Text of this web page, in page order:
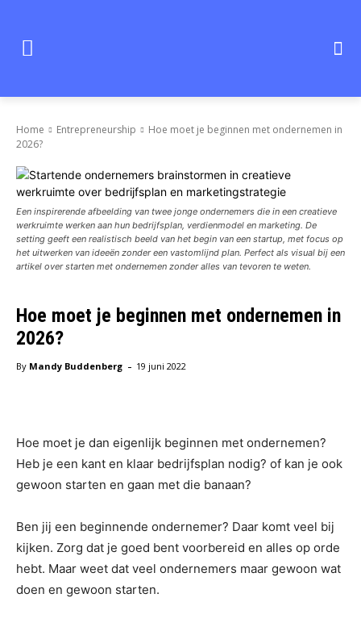
Home Entrepreneurship
Hoe moet je beginnen met ondernemen in
2026?
Een inspirerende afbeelding van twee jonge ondernemers die in een creatieve
werkruimte werken aan hun bedrijfsplan, verdienmodel en marketing. De
setting geeft een realistisch beeld van het begin van een startup, met focus op
het uitwerken van ideeën zonder een vastomlijnd plan. Perfect als visual bij een
artikel over starten met ondernemen zonder alles van tevoren te weten.
Hoe moet je beginnen met ondernemen in
2026?
By Mandy Buddenberg - 19 juni 2022
Hoe moet je dan eigenlijk beginnen met ondernemen?
Heb je een kant en klaar bedrijfsplan nodig? of kan je ook
gewoon starten en gaan met die banaan?
Ben jij een beginnende ondernemer? Daar komt veel bij
kijken. Zorg dat je goed bent voorbereid en alles op orde
hebt. Maar weet dat veel ondernemers maar gewoon wat
doen en gewoon starten.